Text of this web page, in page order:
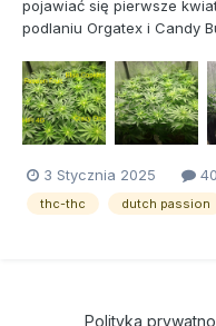
pojawiać się pierwsze
podlaniu Orgatex i Candy
3 Stycznia 2025
thc-thc dutch passion
Polityka